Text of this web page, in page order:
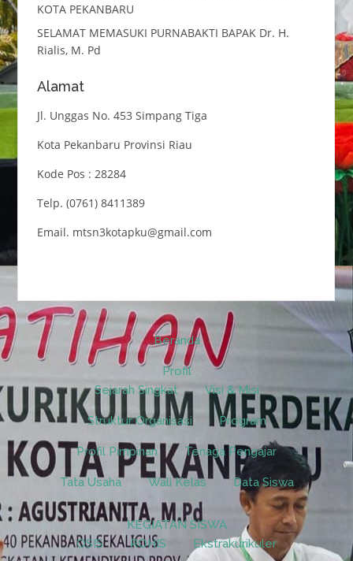
KOTA PEKANBARU
SELAMAT MEMASUKI PURNABAKTI BAPAK Dr. H.
Rialis, M. Pd
Alamat
Jl. Unggas No. 453 Simpang Tiga
Kota Pekanbaru Provinsi Riau
Kode Pos : 28284
Telp. (0761) 8411389
Email. mtsn3kotapku@gmail.com
Beranda
Profil
Sejarah Singkat
Visi & Misi
Struktur Organisasi Program
Profil Pimpinan Tenaga Pengajar
Tata Usaha Wali Kelas Data Siswa
KEGIATAN SISWA
OSIS
ROHIS Ekstrakurikuler